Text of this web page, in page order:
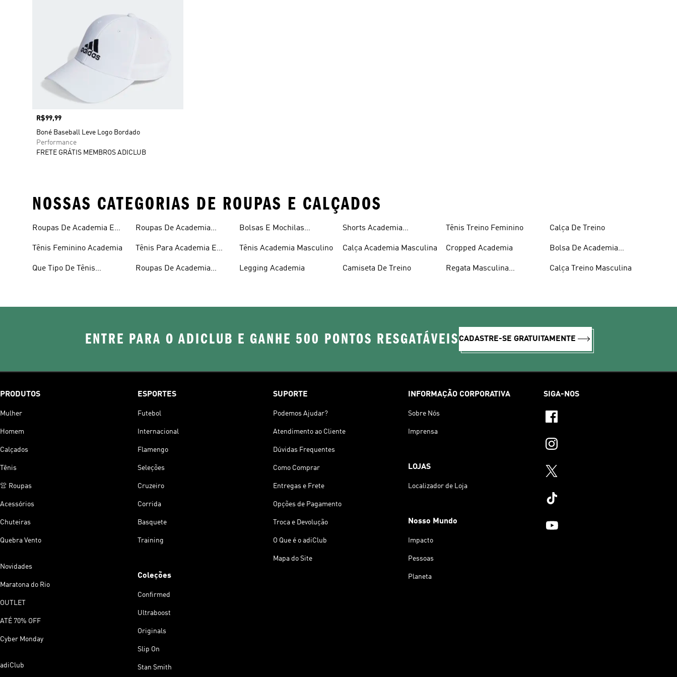
Preço
R$99,99
Boné Baseball Leve Logo Bordado
Performance
FRETE GRÁTIS MEMBROS ADICLUB
NOSSAS CATEGORIAS DE ROUPAS E CALÇADOS
Roupas De Academia E
Tênis Feminino Academia
Que Tipo De Tênis
Academia
Roupas De Academia
Tênis Para Academia E
Roupas De Academia
Bolsas E Mochilas
Tênis Academia Masculino
Legging Academia
Shorts Academia
Calça Academia Masculina
Camiseta De Treino
Tênis Treino Feminino
Cropped Academia
Regata Masculina
Calça De Treino
Bolsa De Academia
Calça Treino Masculina
ENTRE PARA O ADICLUB E GANHE 500 PONTOS RESGATÁVEIS CADASTRE-SE GRATUITAMENTE
PRODUTOS
Mulher
Homem
Calçados
Tênis
👚 Roupas
Acessórios
Chuteiras
Quebra Vento
Novidades
Maratona do Rio
OUTLET
ATÉ 70% OFF
Cyber Monday
adiClub
ESPORTES
Futebol
Internacional
Flamengo
Seleções
Cruzeiro
Corrida
Basquete
Training
Coleções
Confirmed
Ultraboost
Originals
Slip On
Stan Smith
SUPORTE
Podemos Ajudar?
Atendimento ao Cliente
Dúvidas Frequentes
Como Comprar
Entregas e Frete
Opções de Pagamento
Troca e Devolução
O Que é o adiClub
Mapa do Site
INFORMAÇÃO CORPORATIVA
Sobre Nós
Imprensa
LOJAS
Localizador de Loja
Nosso Mundo
Impacto
Pessoas
Planeta
SIGA-NOS